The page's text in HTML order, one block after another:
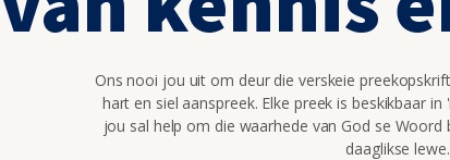
Ons nooi jou uit om deur die verskeie
hart en siel aanspreek. Elke preek is beskikbaar
jou sal help om die waarhede van God se
daaglikse lewe.